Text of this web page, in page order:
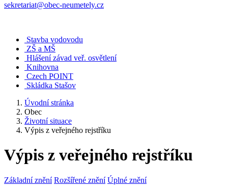
sekretariat@obec-neumetely.cz
Stavba vodovodu
ZŠ a MŠ
Hlášení závad veř. osvětlení
Knihovna
Czech POINT
Skládka Stašov
Úvodní stránka
Obec
Životní situace
Výpis z veřejného rejstříku
Výpis z veřejného rejstříku
Základní znění Rozšířené znění Úplné znění